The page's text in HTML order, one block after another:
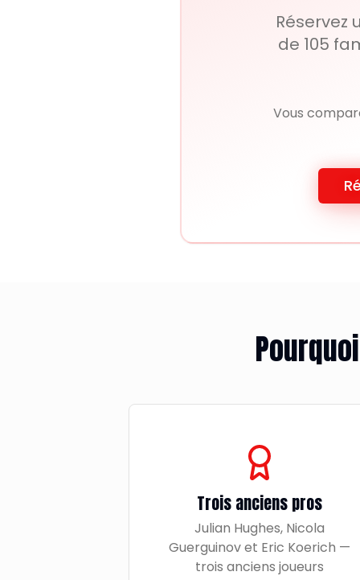
de 105
Vous
Trois anciens pros
Julian Hughes, Nicola
Guerguinov et Eric Koerich —
trois anciens joueurs